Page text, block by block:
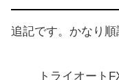
追記です。かなり順
トライオート